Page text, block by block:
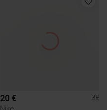
20 €
38